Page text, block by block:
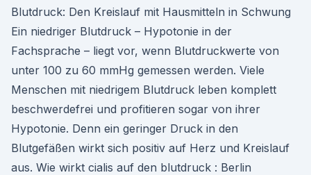
Blutdruck: Den Kreislauf mit Hausmitteln in Schwung
Ein niedriger Blutdruck – Hypotonie in der
Fachsprache – liegt vor, wenn Blutdruckwerte von
unter 100 zu 60 mmHg gemessen werden. Viele
Menschen mit niedrigem Blutdruck leben komplett
beschwerdefrei und profitieren sogar von ihrer
Hypotonie. Denn ein geringer Druck in den
Blutgefäßen wirkt sich positiv auf Herz und Kreislauf
aus. Wie wirkt cialis auf den blutdruck : Berlin